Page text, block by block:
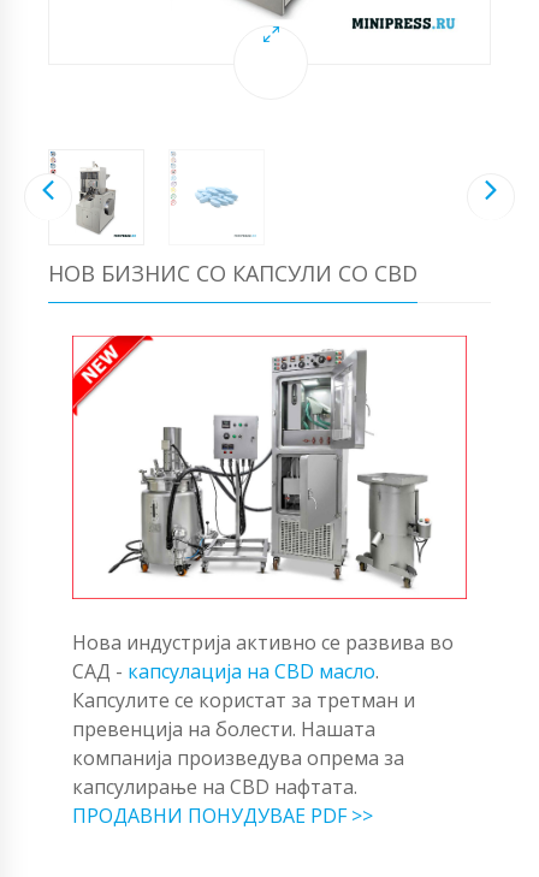
НОВ БИЗНИС СО КАПСУЛИ СО CBD
Нова индустрија активно се развива во
САД - капсулација на CBD масло.
Капсулите се користат за третман и
превенција на болести. Нашата
компанија произведува опрема за
капсулирање на CBD нафтата.
ПРОДАВНИ ПОНУДУВАЕ PDF >>